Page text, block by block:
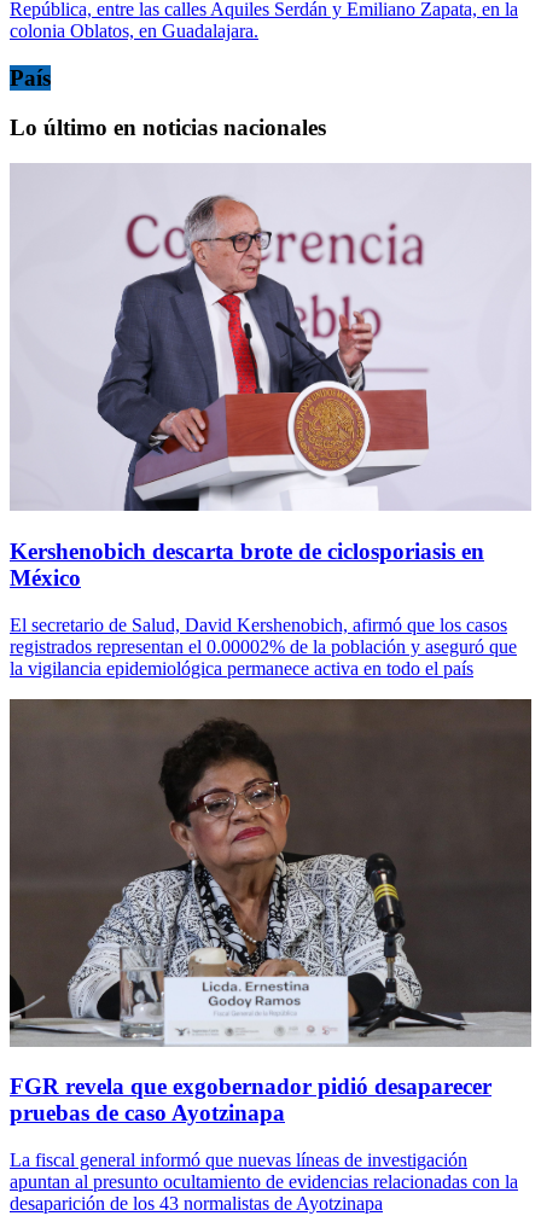
República, entre las calles Aquiles Serdán y Emiliano Zapata, en la
colonia Oblatos, en Guadalajara.
País
Lo último en noticias nacionales
Kershenobich descarta brote de ciclosporiasis en
México
El secretario de Salud, David Kershenobich, afirmó que los casos
registrados representan el 0.00002% de la población y aseguró que
la vigilancia epidemiológica permanece activa en todo el país
FGR revela que exgobernador pidió desaparecer
pruebas de caso Ayotzinapa
La fiscal general informó que nuevas líneas de investigación
apuntan al presunto ocultamiento de evidencias relacionadas con la
desaparición de los 43 normalistas de Ayotzinapa